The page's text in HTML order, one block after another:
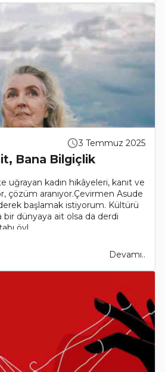
3 Temmuz 2025
Bana Bilgiçlik
uğrayan kadın hikâyeleri, kanıt ve
çözüm aranıyor.Çevirmen Asude
başlamak istiyorum. Kültürü
bir dünyaya ait olsa da derdi
öyl..
Devamı..